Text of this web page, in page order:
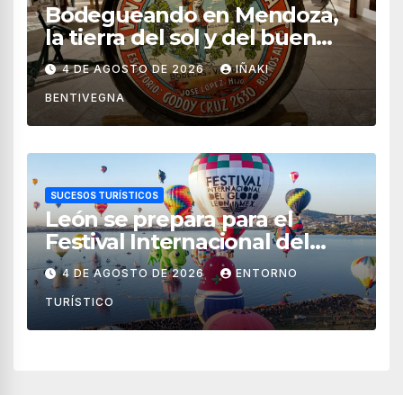
Bodegueando en Mendoza,
la tierra del sol y del buen
vino
4 DE AGOSTO DE 2026 IÑAKI
BENTIVEGNA
SUCESOS TURÍSTICOS
León se prepara para el
Festival Internacional del
Globo 2026 con pilotos de 25
países
4 DE AGOSTO DE 2026 ENTORNO
TURÍSTICO